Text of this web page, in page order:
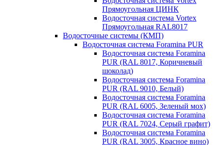
Прямоугольная ЦИНК
Водосточная система Vortex
Прямоугольная RAL8017
Водосточные системы (КМП)
Водосточная система Foramina PUR
Водосточная система Foramina
PUR (RAL 8017, Коричневый
шоколад)
Водосточная система Foramina
PUR (RAL 9010, Белый)
Водосточная система Foramina
PUR (RAL 6005, Зеленый мох)
Водосточная система Foramina
PUR (RAL 7024, Серый графит)
Водосточная система Foramina
PUR (RAL 3005, Красное вино)